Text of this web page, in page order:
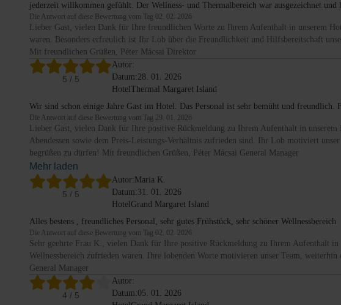
jederzeit willkommen gefühlt. Der Wellness- und Thermalbereich war ausgezeichnet
Die Antwort auf diese Bewertung vom Tag 02. 02. 2026
Lieber Gast, vielen Dank für Ihre freundlichen Worte zu Ihrem Aufenthalt in unserem
waren. Besonders erfreulich ist Ihr Lob über die Freundlichkeit und Hilfsbereitschaft
Mit freundlichen Grüßen, Péter Mácsai Direktor
5 / 5
Autor:
Datum:28. 01. 2026
Hotel Thermal Margaret Island
Wir sind schon einige Jahre Gast im Hotel. Das Personal ist sehr bemüht und
Die Antwort auf diese Bewertung vom Tag 29. 01. 2026
Lieber Gast, vielen Dank für Ihre positive Rückmeldung zu Ihrem Aufenthalt in
Abendessen sowie dem Preis-Leistungs-Verhältnis zufrieden sind. Ihr Lob motiviert
begrüßen zu dürfen! Mit freundlichen Grüßen, Péter Mácsai General Manager
Mehr laden
5 / 5
Autor: Maria K.
Datum:31. 01. 2026
Hotel Grand Margaret Island
Alles bestens , freundliches Personal, sehr gutes Frühstück, sehr schöner Wellnessbereich
Die Antwort auf diese Bewertung vom Tag 02. 02. 2026
Sehr geehrte Frau K., vielen Dank für Ihre positive Rückmeldung zu Ihrem Aufenthalt
Wellnessbereich zufrieden waren. Ihre lobenden Worte motivieren unser Team,
General Manager
4 / 5
Autor:
Datum:05. 01. 2026